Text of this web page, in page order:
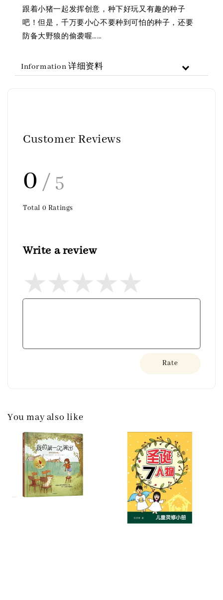
跟着小猪一起发挥创意，种下好玩又有趣的种子
吧！但是，千万要小心不要种到可怕的种子，还要
防备大野狼的偷袭喔……
Information 详细资料
Customer Reviews
0 / 5
Total 0 Ratings
Write a review
Rate
You may also like